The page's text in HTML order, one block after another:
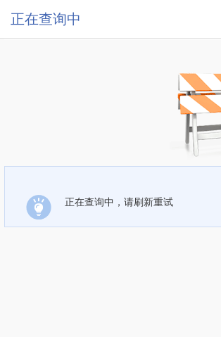
正在查询中
正在查询中，请刷新重试